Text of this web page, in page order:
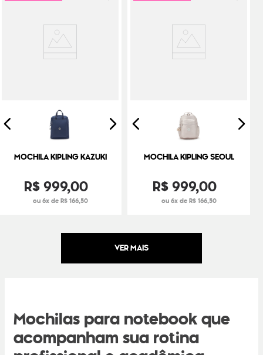
MOCHILA KIPLING KAZUKI
R$999,00
ou 6x de R$ 166,50
MOCHILA KIPLING SEOUL
R$999,00
ou 6x de R$ 166,50
Mochilas para notebook que
acompanham sua rotina